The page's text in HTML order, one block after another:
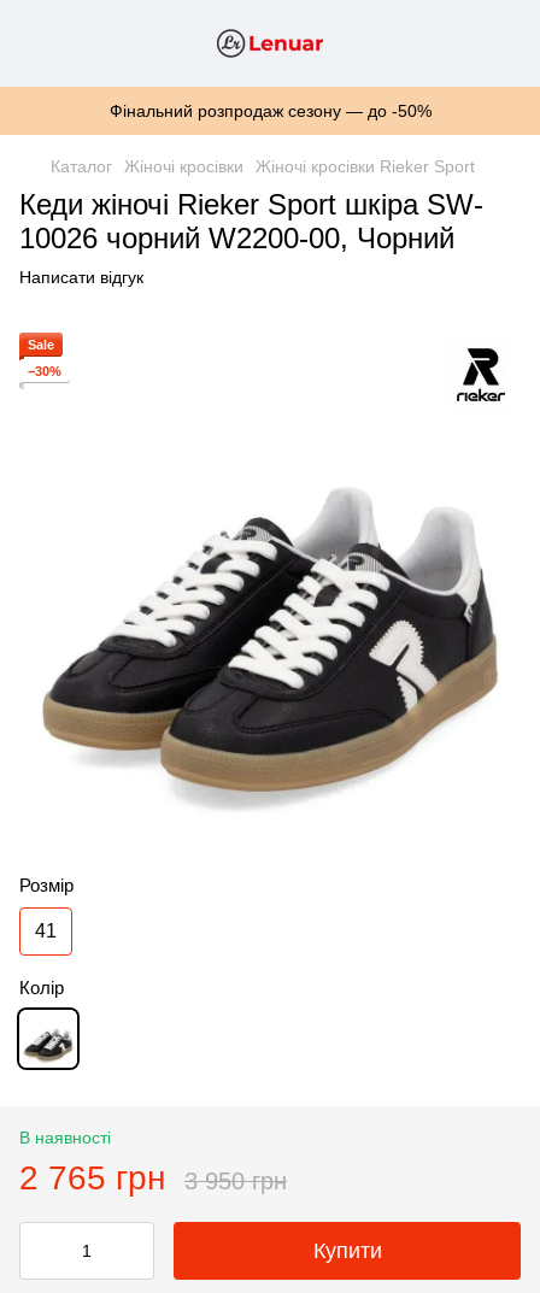
Фінальний розпродаж сезону — до -50%
Каталог Жіночі кросівки Жіночі кросівки Rieker Sport
Кеди жіночі Rieker Sport шкіра SW-
10026 чорний W2200-00, Чорний
Написати відгук
Sale
−30%
Розмір
41
Колір
В наявності
2 765 грн 3 950 грн
Купити